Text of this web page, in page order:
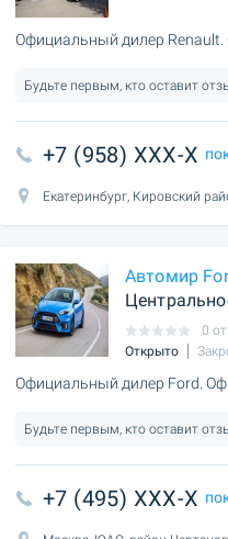
Официальный дилер
Будьте первым, кто оставит
+7 (958) XXX-X
Екатеринбург, Кировский
Автомир
0
Открыто
Официальный дилер Ford.
Будьте первым, кто оставит
+7 (495) XXX-X